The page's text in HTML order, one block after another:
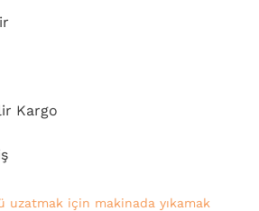
Kargo
uzatmak için makinada yıkamak